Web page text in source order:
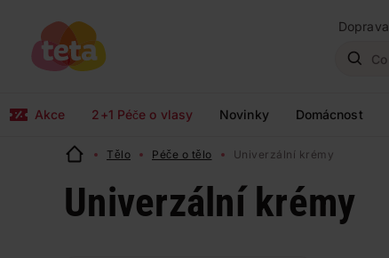
Doprava
Akce 2+1 Péče o vlasy Novinky Domácnost
Tělo Péče o tělo Univerzální krémy
Univerzální krémy